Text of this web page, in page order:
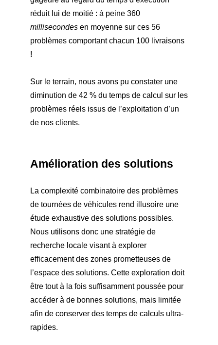
réduit lui de moitié : à peine 360
millisecondesen moyenne sur ces 56
problèmes comportant chacun 100 livraisons
!
Sur le terrain, nous avons pu constater une
diminution de 42 % du temps de calcul sur les
problèmes réels issus de l’exploitation d’un
de nos clients.
Amélioration des solutions
La complexité combinatoire des problèmes
de tournées de véhicules rend illusoire une
étude exhaustive des solutions possibles.
Nous utilisons donc une stratégie de
recherche locale visant à explorer
efficacement des zones prometteuses de
l’espace des solutions. Cette exploration doit
être tout à la fois suffisamment poussée pour
accéder à de bonnes solutions, mais limitée
afin de conserver des temps de calculs ultra-
rapides.